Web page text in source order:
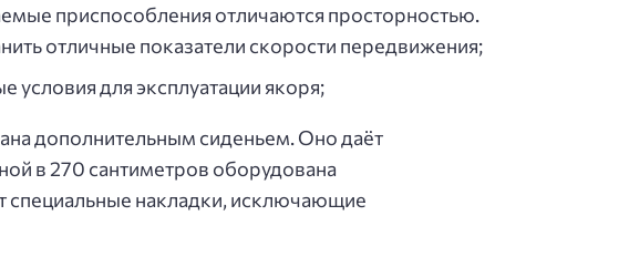
приспособления отличаются просторностью.
отличные показатели скорости передвижения;
для эксплуатации якоря;
дополнительным сиденьем. Оно даёт
в 270 сантиметров оборудована
специальные накладки, исключающие